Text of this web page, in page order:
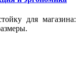
для магазина: